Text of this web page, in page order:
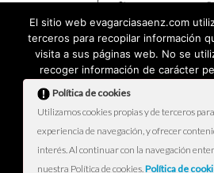
El sitio web evagarciasaenz.com
terceros para recopilar información
visita a sus páginas web. No se
recoger información de carácter
permitir su uso o rechazarlo,
configuración siempre que lo
información y la forma de
nuestraPolítica de
ACEPTAR
Política de cookies
Utilizamos cookies propias y de terceros
experiencia de navegación, y ofrecer
interés. Al continuar con la navegación
nuestra Política de cookies.Política de